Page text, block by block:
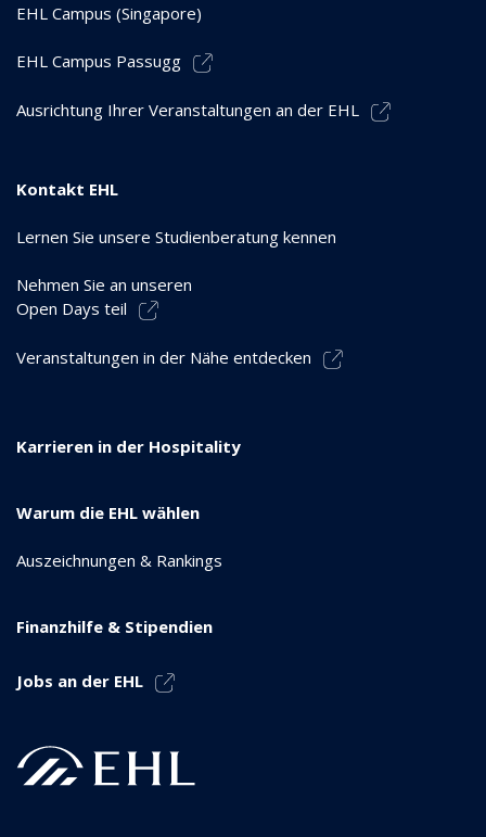
EHL Campus (Singapore)
EHL Campus Passugg
Ausrichtung Ihrer Veranstaltungen an der EHL
Kontakt EHL
Lernen Sie unsere Studienberatung kennen
Nehmen Sie an unseren
Open Days teil
Veranstaltungen in der Nähe entdecken
Karrieren in der Hospitality
Warum die EHL wählen
Auszeichnungen & Rankings
Finanzhilfe & Stipendien
Jobs an der EHL